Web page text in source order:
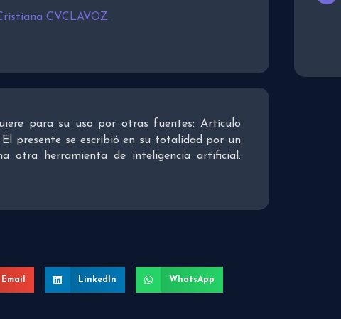
CVCLAVOZ.
para su uso por otras fuentes: Artículo
El presente se escribió en su totalidad por un
otra herramienta de inteligencia artificial.
Email LinkedIn WhatsApp